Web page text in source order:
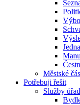
Městské
Potřebuji řešit
Služby